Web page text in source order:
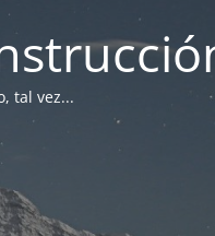
tal vez...